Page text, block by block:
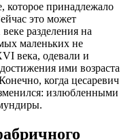
которое принадлежало
это может
разделения на
маленьких не
века, одевали и
ими возраста
когда цесаревич
излюбленными